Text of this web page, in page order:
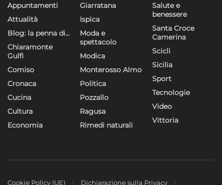
Appuntamenti
Attualità
Blog: la penna di…
Chiaramonte
Gulfi
Comiso
Cronaca
Cucina
Cultura
Economia
Giarratana
Ispica
Moda e
spettacolo
Modica
Monterosso Almo
Politica
Pozzallo
Ragusa
Rimedi naturali
Salute e
benessere
Santa Croce
Camerina
Scicli
Sicilia
Sport
Tecnologie
Video
Vittoria
Cookie Policy (UE) Dichiarazione sulla Privacy